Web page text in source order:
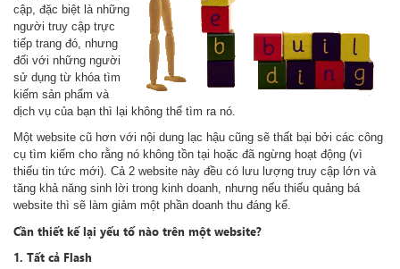
cập, đặc biệt là những
người truy cập trực
tiếp trang đó, nhưng
đối với những người
sử dụng từ khóa tìm
kiếm sản phẩm và
dịch vụ của bạn thì lại không thể tìm ra nó.
Một website cũ hơn với nội dung lạc hậu cũng sẽ thất bại bởi các công
cụ tìm kiếm cho rằng nó không tồn tại hoặc đã ngừng hoạt động (vì
thiếu tin tức mới). Cả 2 website này đều có lưu lượng truy cập lớn và
tăng khả năng sinh lời trong kinh doanh, nhưng nếu thiếu quảng bá
website thì sẽ làm giảm một phần doanh thu đáng kể.
Cần thiết kế lại yếu tố nào trên một website?
1. Tất cả Flash